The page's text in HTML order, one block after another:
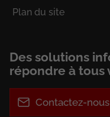
Plan du site
Des solutions
répondre à tous
Contactez-nous